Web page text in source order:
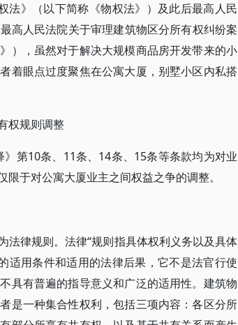
法》（以下简称《物权法》）及此后最高人民
高人民法院关于审理建筑物区分所有权纠纷案
），虽然对于解决大规模商品房开发带来的小
着眼点过度聚焦在公寓大厦，别墅小区内私搭
权规则调整
第10条、11条、14条、15条等条款均为对业
于对公寓大厦业主之间权益之争的调整。
律规则。法律“规则指具体权利义务以及具体
适用条件和适用的法律后果，它不是法官行使
具有普遍的指导意义和广泛的适用性。建筑物
是一种集合性权利，包括三项内容：各区分所